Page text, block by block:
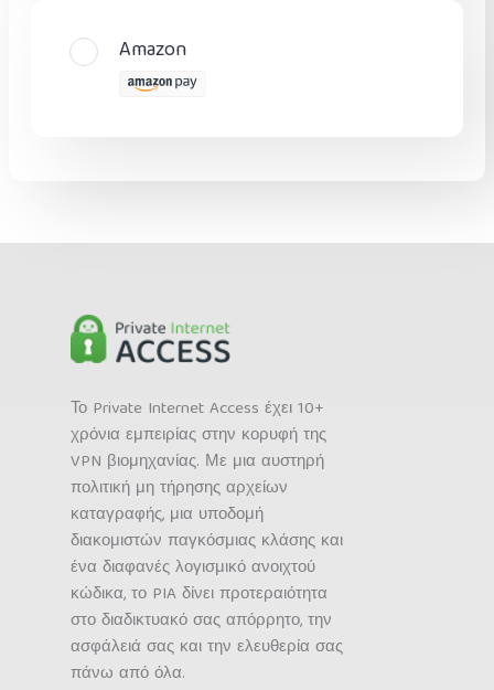
Amazon
Το Private Internet Access έχει 10+
χρόνια εμπειρίας στην κορυφή της
VPN βιομηχανίας. Με μια αυστηρή
πολιτική μη τήρησης αρχείων
καταγραφής, μια υποδομή
διακομιστών παγκόσμιας κλάσης και
ένα διαφανές λογισμικό ανοιχτού
κώδικα, το PIA δίνει προτεραιότητα
στο διαδικτυακό σας απόρρητο, την
ασφάλειά σας και την ελευθερία σας
πάνω από όλα.